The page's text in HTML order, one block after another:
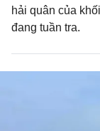
hải quân của
đang tuần tra.